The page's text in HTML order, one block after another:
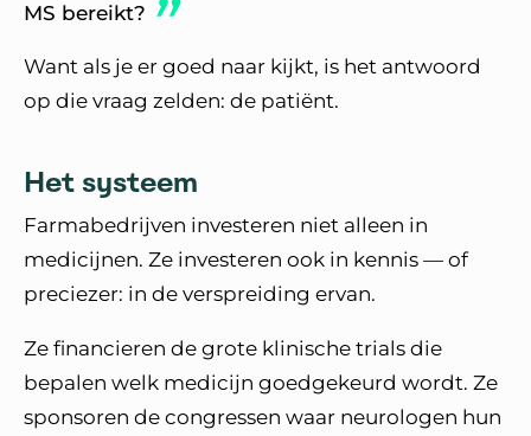
MS bereikt?
Want als je er goed naar kijkt, is het antwoord
op die vraag zelden: de patiënt.
Het systeem
Farmabedrijven investeren niet alleen in
medicijnen. Ze investeren ook in kennis — of
preciezer: in de verspreiding ervan.
Ze financieren de grote klinische trials die
bepalen welk medicijn goedgekeurd wordt. Ze
sponsoren de congressen waar neurologen hun